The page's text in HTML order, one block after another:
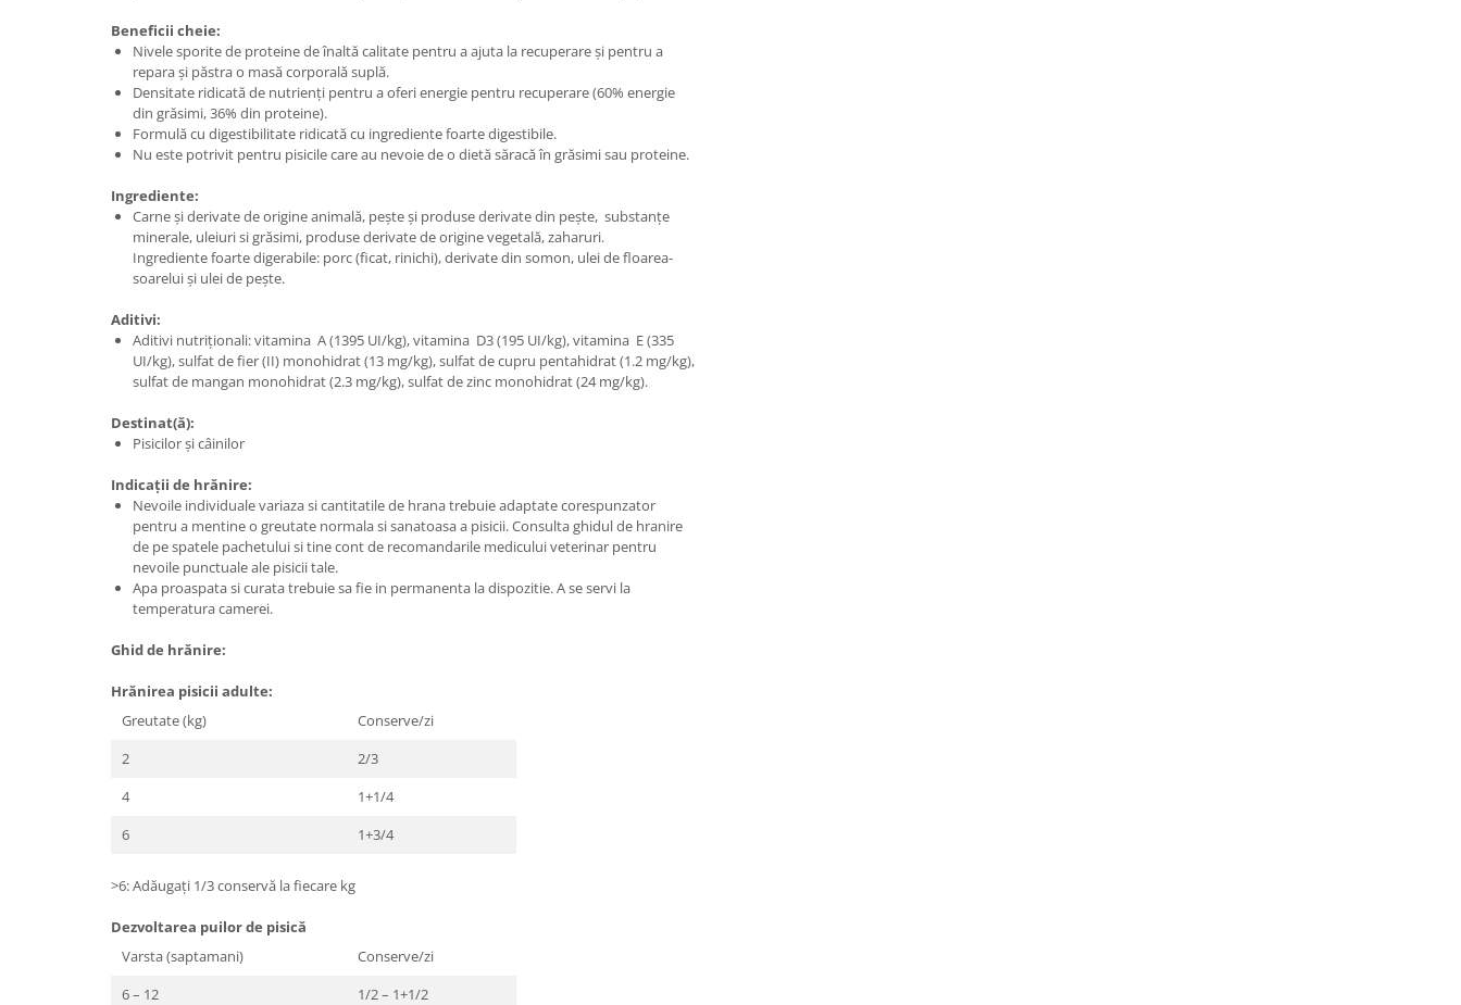
Beneficii cheie:
Nivele sporite de proteine de înaltă calitate pentru a ajuta la recuperare și pentru a
repara și păstra o masă corporală suplă.
Densitate ridicată de nutrienți pentru a oferi energie pentru recuperare (60% energie
din grăsimi, 36% din proteine).
Formulă cu digestibilitate ridicată cu ingrediente foarte digestibile.
Nu este potrivit pentru pisicile care au nevoie de o dietă săracă în grăsimi sau proteine.
Ingrediente:
Carne și derivate de origine animală, pește și produse derivate din pește, substanțe
minerale, uleiuri si grăsimi, produse derivate de origine vegetală, zaharuri.
Ingrediente foarte digerabile: porc (ficat, rinichi), derivate din somon, ulei de floarea-
soarelui și ulei de pește.
Aditivi:
Aditivi nutriționali: vitamina A (1395 UI/kg), vitamina D3 (195 UI/kg), vitamina E (335
UI/kg), sulfat de fier (II) monohidrat (13 mg/kg), sulfat de cupru pentahidrat (1.2 mg/kg),
sulfat de mangan monohidrat (2.3 mg/kg), sulfat de zinc monohidrat (24 mg/kg).
Destinat(ă):
Pisicilor și câinilor
Indicații de hrănire:
Nevoile individuale variaza si cantitatile de hrana trebuie adaptate corespunzator
pentru a mentine o greutate normala si sanatoasa a pisicii. Consulta ghidul de hranire
de pe spatele pachetului si tine cont de recomandarile medicului veterinar pentru
nevoile punctuale ale pisicii tale.
Apa proaspata si curata trebuie sa fie in permanenta la dispozitie. A se servi la
temperatura camerei.
Ghid de hrănire:
Hrănirea pisicii adulte:
Greutate (kg)
Conserve/zi
2
2/3
4
1+1/4
6
1+3/4
>6: Adăugați 1/3 conservă la fiecare kg
Dezvoltarea puilor de pisică
Varsta (saptamani)
Conserve/zi
6 – 12
1/2 – 1+1/2